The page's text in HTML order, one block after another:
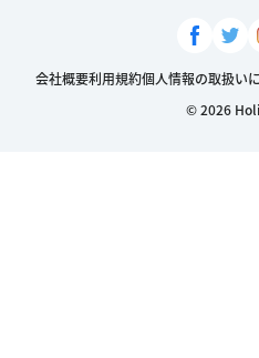
会社概要利用規約個人情報の取扱い
© 2026